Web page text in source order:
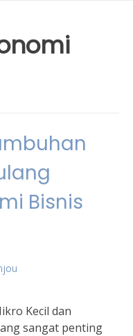
Bisnis
Kecil dan
sangat penting